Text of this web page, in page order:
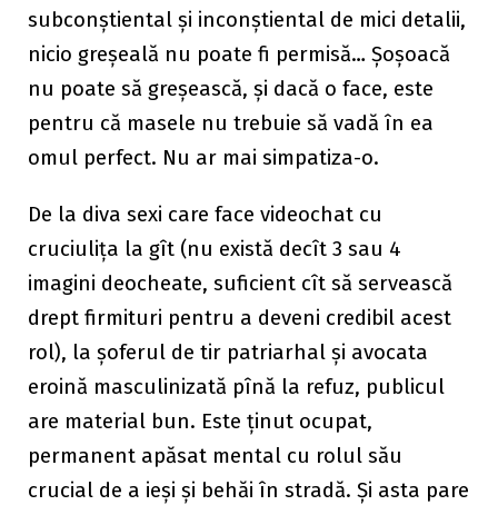
subconștiental și inconștiental de mici detalii,
nicio greșeală nu poate fi permisă… Șoșoacă
nu poate să greșească, și dacă o face, este
pentru că masele nu trebuie să vadă în ea
omul perfect. Nu ar mai simpatiza-o.
De la diva sexi care face videochat cu
cruciulița la gît (nu există decît 3 sau 4
imagini deocheate, suficient cît să servească
drept firmituri pentru a deveni credibil acest
rol), la șoferul de tir patriarhal și avocata
eroină masculinizată pînă la refuz, publicul
are material bun. Este ținut ocupat,
permanent apăsat mental cu rolul său
crucial de a ieși și behăi în stradă. Și asta pare